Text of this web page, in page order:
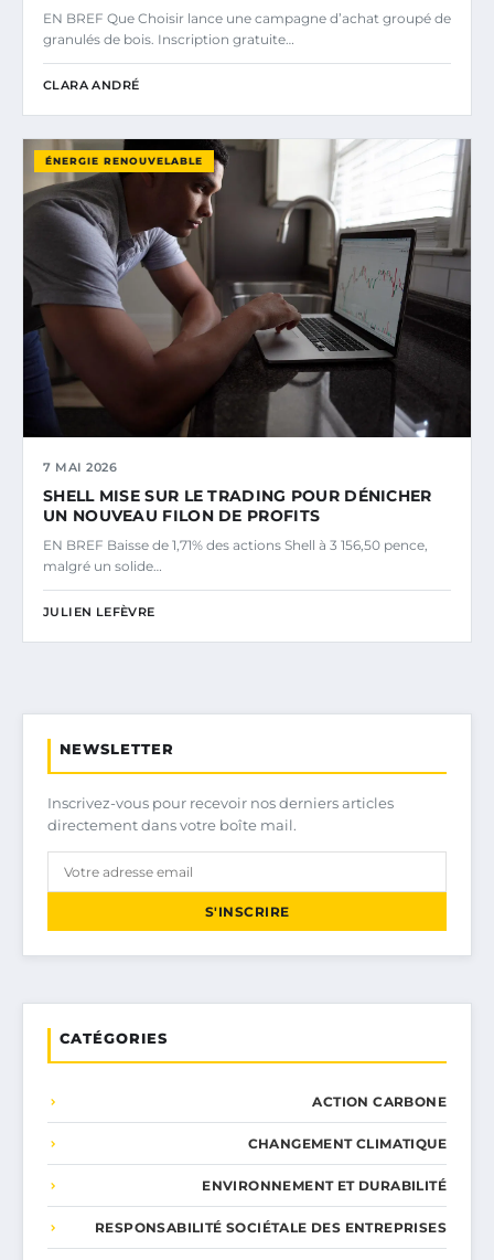
EN BREF Que Choisir lance une campagne d’achat groupé de
granulés de bois. Inscription gratuite…
CLARA ANDRÉ
ÉNERGIE RENOUVELABLE
7 MAI 2026
SHELL MISE SUR LE TRADING POUR DÉNICHER
UN NOUVEAU FILON DE PROFITS
EN BREF Baisse de 1,71% des actions Shell à 3 156,50 pence,
malgré un solide…
JULIEN LEFÈVRE
NEWSLETTER
Inscrivez-vous pour recevoir nos derniers articles
directement dans votre boîte mail.
S'INSCRIRE
CATÉGORIES
ACTION CARBONE
CHANGEMENT CLIMATIQUE
ENVIRONNEMENT ET DURABILITÉ
RESPONSABILITÉ SOCIÉTALE DES ENTREPRISES